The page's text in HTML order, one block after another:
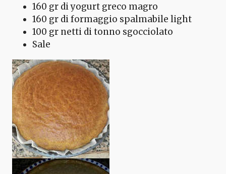
160 gr di yogurt greco magro
160 gr di formaggio spalmabile light
100 gr netti di tonno sgocciolato
Sale